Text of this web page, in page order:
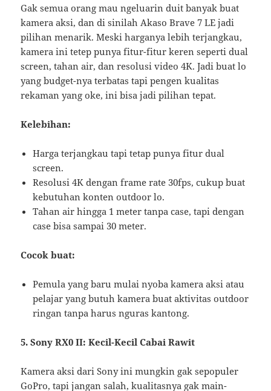
Gak semua orang mau ngeluarin duit banyak buat
kamera aksi, dan di sinilah Akaso Brave 7 LE jadi
pilihan menarik. Meski harganya lebih terjangkau,
kamera ini tetep punya fitur-fitur keren seperti dual
screen, tahan air, dan resolusi video 4K. Jadi buat lo
yang budget-nya terbatas tapi pengen kualitas
rekaman yang oke, ini bisa jadi pilihan tepat.
Kelebihan:
Harga terjangkau tapi tetap punya fitur dual
screen.
Resolusi 4K dengan frame rate 30fps, cukup buat
kebutuhan konten outdoor lo.
Tahan air hingga 1 meter tanpa case, tapi dengan
case bisa sampai 30 meter.
Cocok buat:
Pemula yang baru mulai nyoba kamera aksi atau
pelajar yang butuh kamera buat aktivitas outdoor
ringan tanpa harus nguras kantong.
5. Sony RX0 II: Kecil-Kecil Cabai Rawit
Kamera aksi dari Sony ini mungkin gak sepopuler
GoPro, tapi jangan salah, kualitasnya gak main-